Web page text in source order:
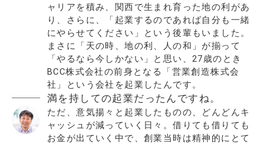
ャリアを積み、関西で生まれ育った地の利があ
り、さらに、「起業するのであれば自分も一緒
にやらせてください」という後輩もいました。
まさに「天の時、地の利、人の和」が揃って
「やるなら今しかない」と思い、27歳のとき
BCC株式会社の前身となる「営業創造株式会
社」という会社を起業したんです。
満を持しての起業だったんですね。
ただ、意気揚々と起業したものの、どんどんキ
ャッシュが減っていく日々。借りても借りても
お金が出ていく中で、創業当時は精神的にとて